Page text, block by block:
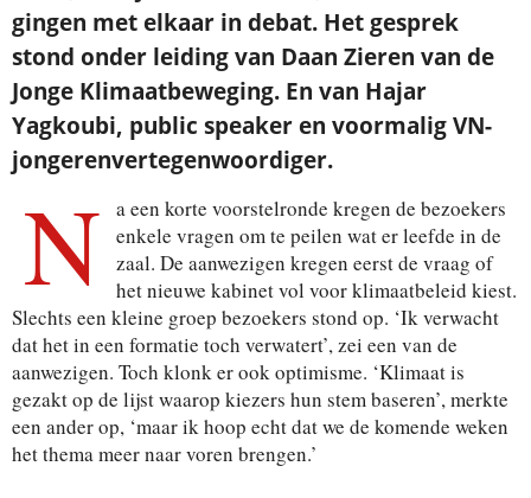
gingen met elkaar in debat. Het gesprek
stond onder leiding van Daan Zieren van de
Jonge Klimaatbeweging. En van Hajar
Yagkoubi, public speaker en voormalig VN-
jongerenvertegenwoordiger.
N
a een korte voorstelronde kregen de bezoekers
enkele vragen om te peilen wat er leefde in de
zaal. De aanwezigen kregen eerst de vraag of
het nieuwe kabinet vol voor klimaatbeleid kiest.
Slechts een kleine groep bezoekers stond op. ‘Ik verwacht
dat het in een formatie toch verwatert’, zei een van de
aanwezigen. Toch klonk er ook optimisme. ‘Klimaat is
gezakt op de lijst waarop kiezers hun stem baseren’, merkte
een ander op, ‘maar ik hoop echt dat we de komende weken
het thema meer naar voren brengen.’